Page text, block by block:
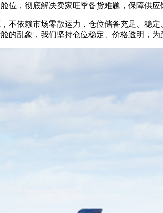
位，彻底解决卖家旺季备货难题，保障供应
依赖市场零散运力，仓位储备充足、稳定
乱象，我们坚持仓位稳定、价格透明，为